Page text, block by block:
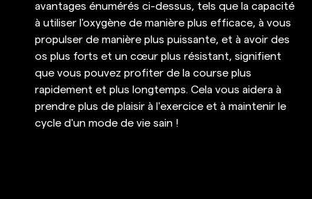
avantages énumérés ci-dessus, tels que la capacité
à utiliser l'oxygène de manière plus efficace, à vous
propulser de manière plus puissante, et à avoir des
os plus forts et un cœur plus résistant, signifient
que vous pouvez profiter de la course plus
rapidement et plus longtemps. Cela vous aidera à
prendre plus de plaisir à l'exercice et à maintenir le
cycle d'un mode de vie sain !